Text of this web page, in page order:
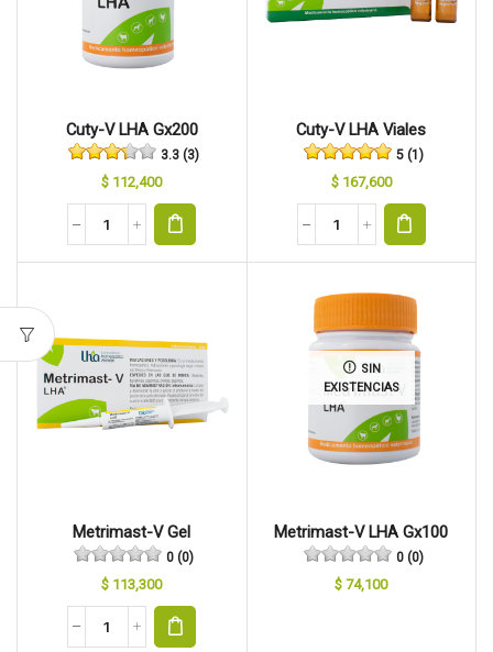
Cuty-V LHA Gx200
3.3 (3)
$ 112,400
Cuty-V LHA Viales
5 (1)
$167,600
Metrimast-V Gel
0 (0)
$ 113,300
SIN
EXISTENCIAS
Metrimast-V LHA Gx100
0 (0)
$ 74,100